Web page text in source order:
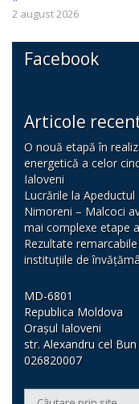
2 august 2026
Facebook
Articole
O nouă etapă în
energetică a celor
Ialoveni
Lucrările la
Nimoreni – Malcoci
mai complexe etape
Rezultate
instituțiile de
MD-6801
Republica Moldova
Orașul Ialoveni
str. Alexandru cel
026820007